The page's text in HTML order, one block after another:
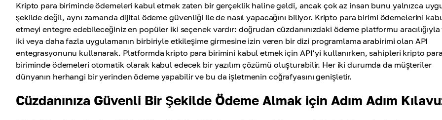
Kripto para biriminde ödemeleri kabul etmek zaten bir gerçeklik haline geldi, ancak çok az insan bunu yalnızca
şekilde değil, aynı zamanda dijital ödeme güvenliği ile de nasıl yapacağını biliyor. Kripto para birimi ödemelerini
etmeyi entegre edebileceğiniz en popüler iki seçenek vardır: doğrudan cüzdanınızdaki ödeme platformu aracılığıyla
iki veya daha fazla uygulamanın birbiriyle etkileşime girmesine izin veren bir dizi programlama arabirimi olan API
entegrasyonunu kullanarak. Platformda kripto para birimini kabul etmek için API'yi kullanırken, sahipleri kripto para
biriminde ödemeleri otomatik olarak kabul edecek bir yazılım çözümü oluşturabilir. Her iki durumda da müşteriler
dünyanın herhangi bir yerinden ödeme yapabilir ve bu da işletmenin coğrafyasını genişletir.
Cüzdanınıza Güvenli Bir Şekilde Ödeme Almak için Adım Adım